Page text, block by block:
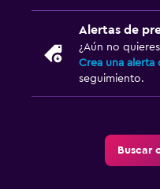
Alertas de
¿Aún no
Crea una alerta
seguimiento.
Buscar